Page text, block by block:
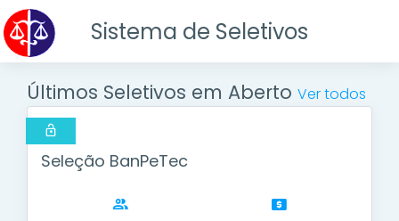
Sistema de Seletivos
Últimos Seletivos em Aberto Ver todos
Seleção BanPeTec